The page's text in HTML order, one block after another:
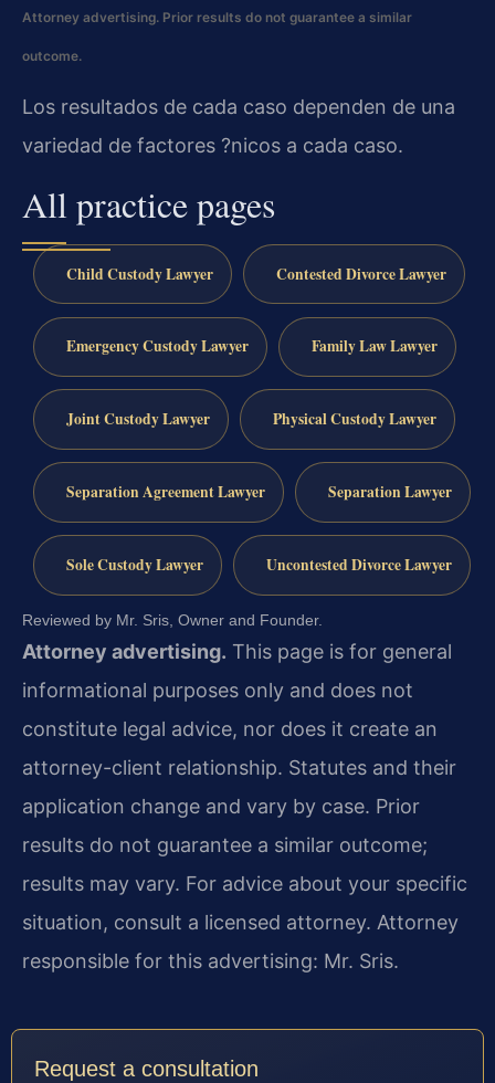
Attorney advertising. Prior results do not guarantee a similar
outcome.
Los resultados de cada caso dependen de una
variedad de factores ?nicos a cada caso.
All practice pages
Child Custody Lawyer Contested Divorce Lawyer
Emergency Custody Lawyer Family Law Lawyer
Joint Custody Lawyer Physical Custody Lawyer
Separation Agreement Lawyer Separation Lawyer
Sole Custody Lawyer Uncontested Divorce Lawyer
Reviewed by Mr. Sris, Owner and Founder.
Attorney advertising. This page is for general
informational purposes only and does not
constitute legal advice, nor does it create an
attorney-client relationship. Statutes and their
application change and vary by case. Prior
results do not guarantee a similar outcome;
results may vary. For advice about your specific
situation, consult a licensed attorney. Attorney
responsible for this advertising: Mr. Sris.
Request a consultation